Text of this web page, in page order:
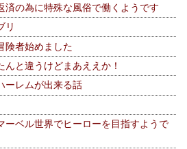
済の為に特殊な風俗で働くようです
リ
険者始めました
んと違うけどまあええか！
ーレムが出来る話
ーベル世界でヒーローを目指すようで